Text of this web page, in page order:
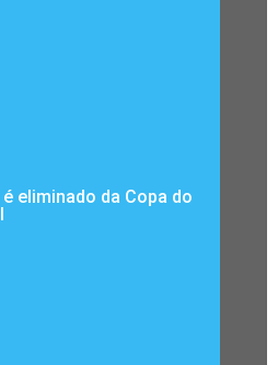
eliminado da Copa do